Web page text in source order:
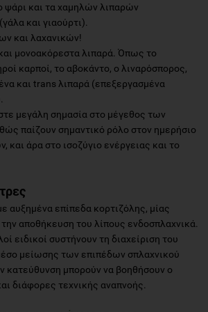
ψάρι και τα χαμηλών λιπαρών
και γιαούρτι).
και λαχανικών!
μονοακόρεστα λιπαρά. Όπως το
καρποί, το αβοκάντο, ο λιναρόσπορος,
και trans λιπαρά (επεξεργασμένα
μεγάλη σημασία στο μέγεθος των
παίζουν σημαντικό ρόλο στον ημερήσιο
και άρα στο ισοζύγιο ενέργειας και το
αυξημένα επίπεδα κορτιζόλης, μίας
αποθήκευση του λίπους ενδοσπλαχνικά.
ειδικοί συστήνουν τη διαχείριση του
μείωσης των επιπέδων σπλαχνικού
κατεύθυνση μπορούν να βοηθήσουν ο
διάφορες τεχνικής αναπνοής.